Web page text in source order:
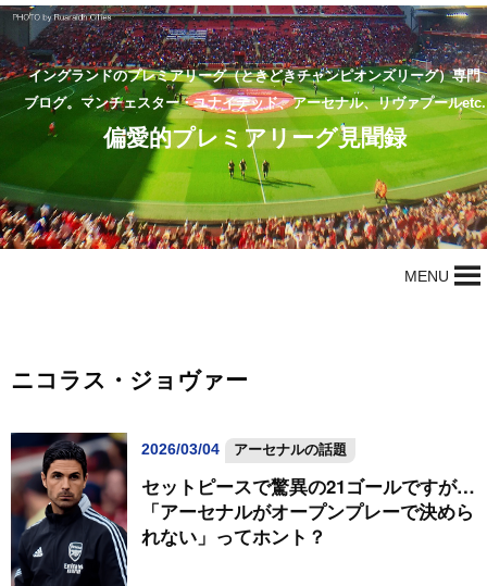
イングランドのプレミアリーグ（ときどきチャンピオンズリーグ）専門
ブログ。マンチェスター・ユナイテッド、アーセナル、リヴァプールetc.
偏愛的プレミアリーグ見聞録
MENU
ニコラス・ジョヴァー
2026/03/04 アーセナルの話題
セットピースで驚異の21ゴールですが…
「アーセナルがオープンプレーで決めら
れない」ってホント？